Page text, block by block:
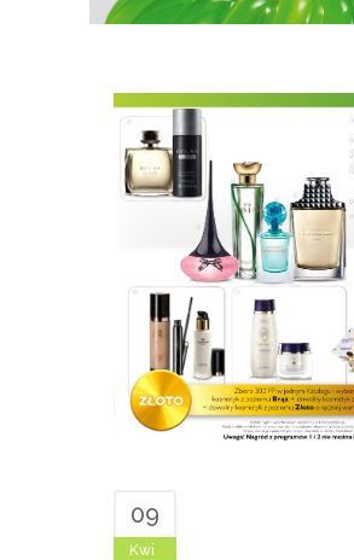
09
Kwi